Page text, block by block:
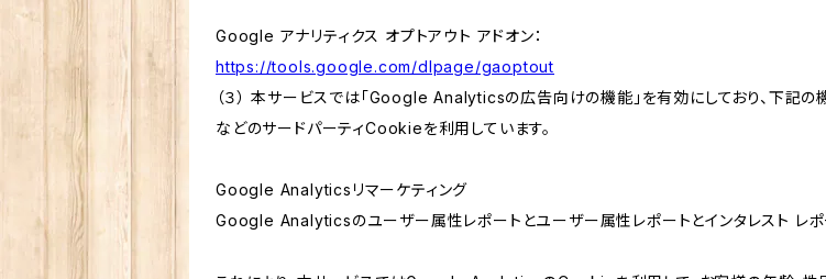
Google アナリティクス オプトアウト アドオン：
https://tools.google.com/dlpage/gaoptout
（３） 本サービスでは「Google Analyticsの広告向けの機能」を有効にしており、下
などのサードパーティCookieを利用しています。
Google Analyticsリマーケティング
Google Analyticsのユーザー属性レポートとユーザー属性レポートとインタレスト レポ